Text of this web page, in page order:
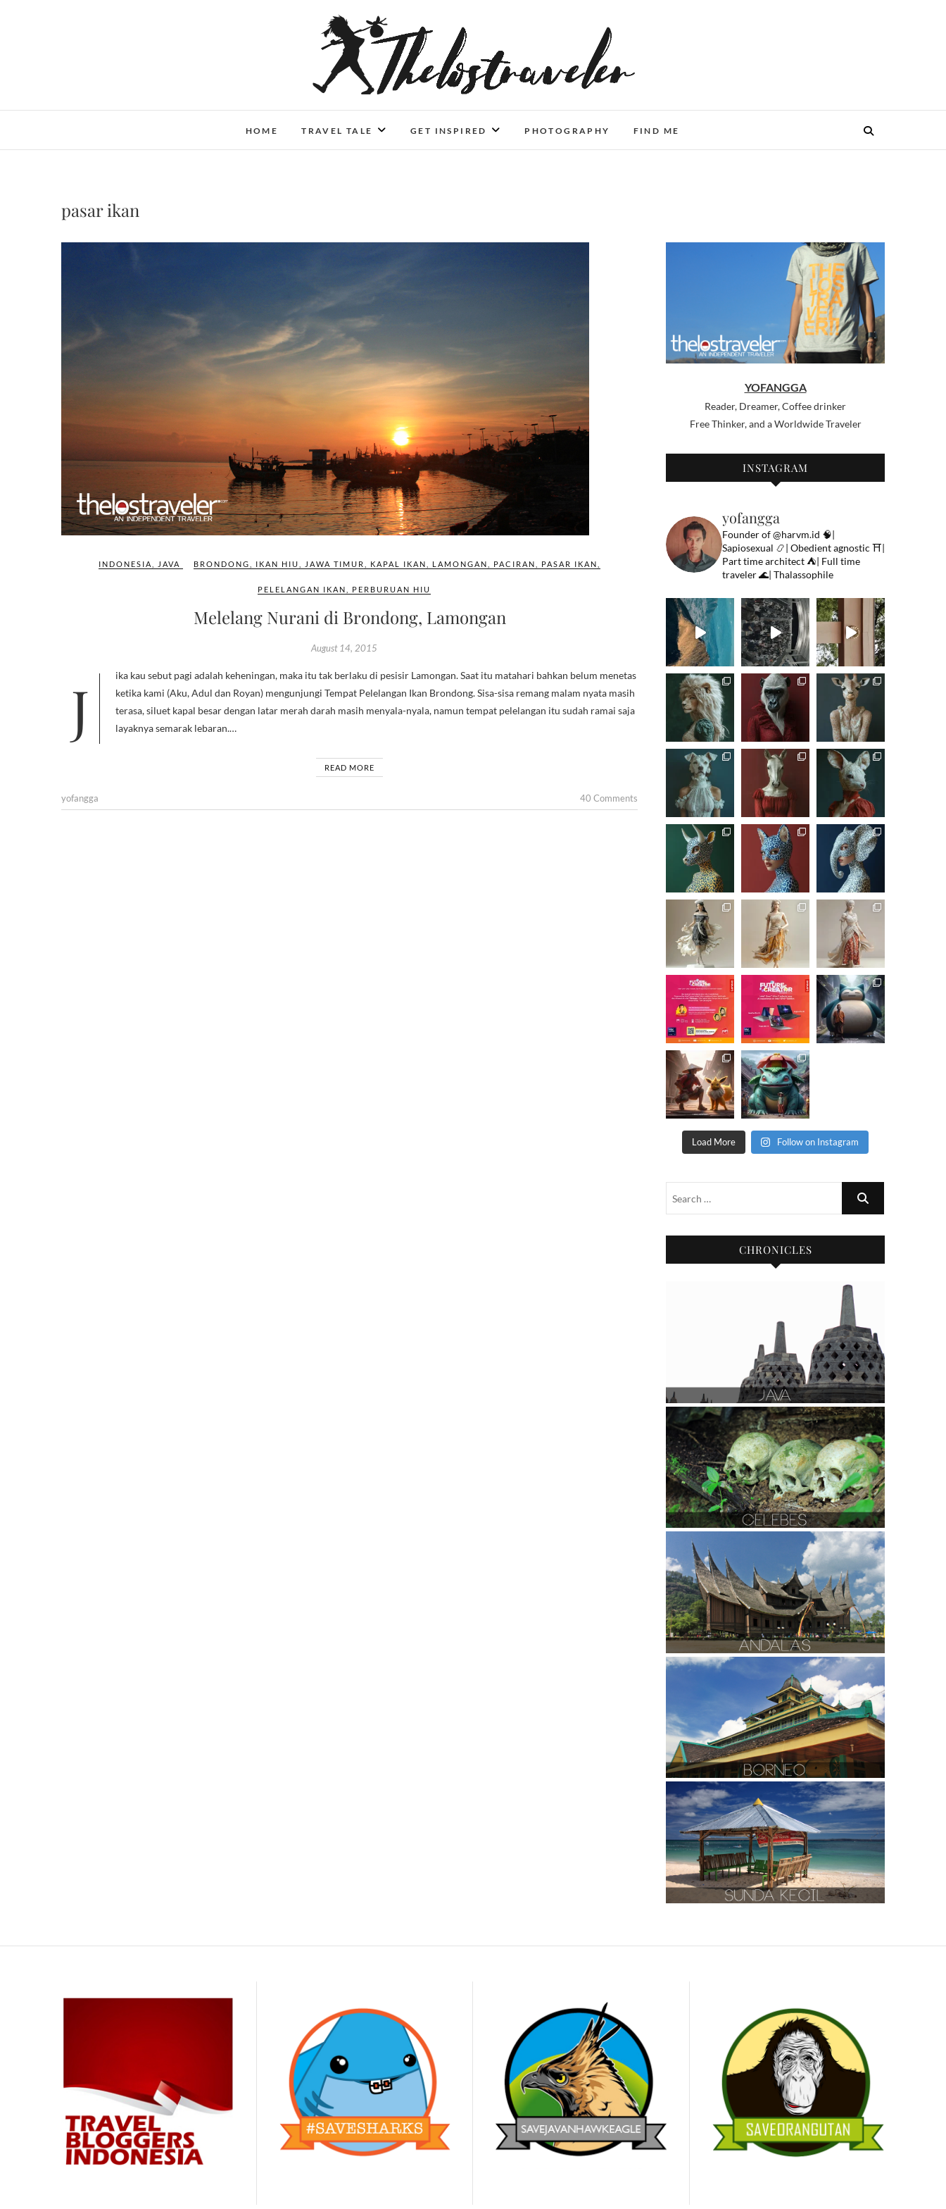
An Independent Traveler
HOME TRAVEL TALE GET INSPIRED PHOTOGRAPHY FIND ME
pasar ikan
INDONESIA JAVA BRONDONG IKAN HIU JAWA TIMUR KAPAL IKAN LAMONGAN PACIRAN PASAR IKAN
PELELANGAN IKAN PERBURUAN HIU
Melelang Nurani di Brondong, Lamongan
August 14, 2015
Jika kau sebut pagi adalah keheningan, maka itu tak berlaku di pesisir Lamongan. Saat itu matahari bahkan belum menetas
ketika kami (Aku, Adul dan Royan) mengunjungi Tempat Pelelangan Ikan Brondong. Sisa-sisa remang malam nyata masih
terasa, siluet kapal besar dengan latar merah darah masih menyala-nyala, namun tempat pelelangan itu sudah ramai saja
layaknya semarak lebaran.…
READ MORE
yofangga 40 Comments
YOFANGGA
Reader, Dreamer, Coffee drinker
Free Thinker, and a Worldwide Traveler
INSTAGRAM
yofangga
Founder of @harvm.id 🧠|
Sapiosexual 📿| Obedient agnostic ⛩|
Part time architect ⛺️| Full time
traveler🌊| Thalassophile
Load More Follow on Instagram
CHRONICLES